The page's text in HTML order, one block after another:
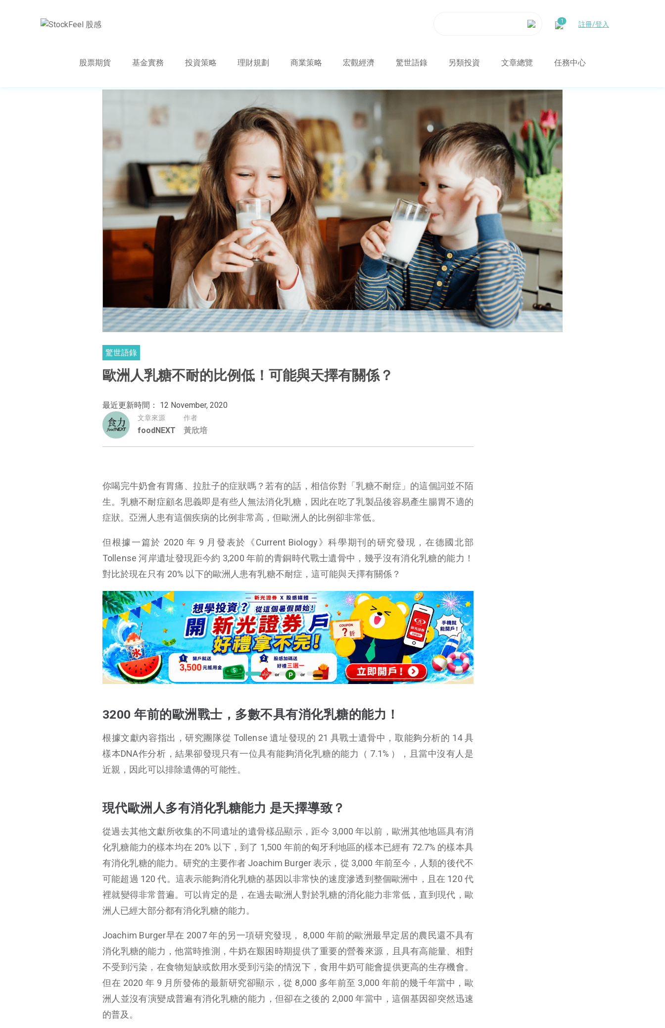
註冊/登入
股票期貨 基金實務 投資策略 理財規劃 商業策略 宏觀經濟 驚世語錄 另類投資 文章總覽 任務中心
驚世語錄
歐洲人乳糖不耐的比例低！可能與天擇有關係？
最近更新時間： 12 November, 2020
文章來源
foodNEXT
作者
黃欣培
你喝完牛奶會有胃痛、拉肚子的症狀嗎？若有的話，相信你對「乳糖不耐症」的這個詞並不陌
生。乳糖不耐症顧名思義即是有些人無法消化乳糖，因此在吃了乳製品後容易產生腸胃不適的
症狀。亞洲人患有這個疾病的比例非常高，但歐洲人的比例卻非常低。
但根據一篇於 2020 年 9 月發表於《Current Biology》科學期刊的研究發現，在德國北部
Tollense 河岸遺址發現距今約 3,200 年前的青銅時代戰士遺骨中，幾乎沒有消化乳糖的能力！
對比於現在只有 20% 以下的歐洲人患有乳糖不耐症，這可能與天擇有關係？
3200 年前的歐洲戰士，多數不具有消化乳糖的能力！
根據文獻內容指出，研究團隊從 Tollense 遺址發現的 21 具戰士遺骨中，取能夠分析的 14 具
樣本DNA作分析，結果卻發現只有一位具有能夠消化乳糖的能力（ 7.1% ），且當中沒有人是
近親，因此可以排除遺傳的可能性。
現代歐洲人多有消化乳糖能力 是天擇導致？
從過去其他文獻所收集的不同遺址的遺骨樣品顯示，距今 3,000 年以前，歐洲其他地區具有消
化乳糖能力的樣本均在 20% 以下，到了 1,500 年前的匈牙利地區的樣本已經有 72.7% 的樣本具
有消化乳糖的能力。研究的主要作者 Joachim Burger 表示，從 3,000 年前至今，人類的後代不
可能超過 120 代。這表示能夠消化乳糖的基因以非常快的速度滲透到整個歐洲中，且在 120 代
裡就變得非常普遍。可以肯定的是，在過去歐洲人對於乳糖的消化能力非常低，直到現代，歐
洲人已經大部分都有消化乳糖的能力。
Joachim Burger早在 2007 年的另一項研究發現， 8,000 年前的歐洲最早定居的農民還不具有
消化乳糖的能力，他當時推測，牛奶在艱困時期提供了重要的營養來源，且具有高能量、相對
不受到污染，在食物短缺或飲用水受到污染的情況下，食用牛奶可能會提供更高的生存機會。
但在 2020 年 9 月所發佈的最新研究卻顯示，從 8,000 多年前至 3,000 年前的幾千年當中，歐
洲人並沒有演變成普遍有消化乳糖的能力，但卻在之後的 2,000 年當中，這個基因卻突然迅速
的普及。